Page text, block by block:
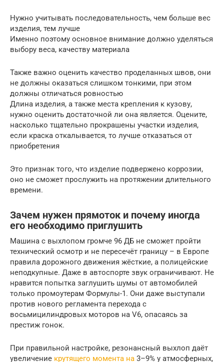
Нужно учитывать последовательность, чем больше вес
изделия, тем лучше
Именно поэтому основное внимание должно уделяться
выбору веса, качеству материала
Также важно оценить качество проделанных швов, они
не должны оказаться слишком тонкими, при этом
должны отличаться ровностью
Длина изделия, а также места крепления к кузову,
нужно оценить достаточной ли она является. Оцените,
насколько тщательно прокрашены участки изделия,
если краска откалывается, то лучше отказаться от
приобретения
Это признак того, что изделие подвержено коррозии,
оно не сможет прослужить на протяжении длительного
времени.
Зачем нужен прямоток и почему иногда
его необходимо приглушить
Машина с выхлопом громче 96 ДБ не сможет пройти
технический осмотр и не пересечёт границу – в Европе
правила дорожного движения жёсткие, а полицейские
неподкупные. Даже в автоспорте звук ограничивают. Не
нравится попытка заглушить шумы от автомобилей
только промоутерам Формулы-1. Они даже выступали
против нового регламента перехода с
восьмицилиндровых моторов на V6, опасаясь за
престиж гонок.
При правильной настройке, резонансный выхлоп даёт
увеличение крутящего момента на 3–9% у атмосферных,